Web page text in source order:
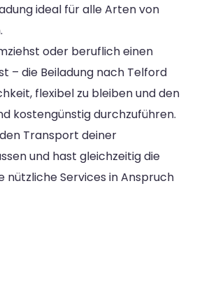
ideal für alle Arten von
oder beruflich einen
– die Beiladung nach Telford
flexibel zu bleiben und den
kostengünstig durchzuführen.
Transport deiner
und hast gleichzeitig die
nützliche Services in Anspruch